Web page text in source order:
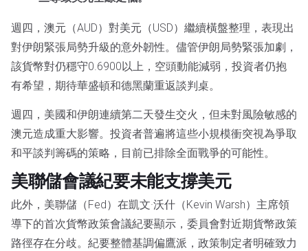
週四，澳元（AUD）對美元（USD）繼續橫盤整理，表現出
對伊朗緊張局勢升級的意外韌性。儘管伊朗局勢緊張加劇，
該貨幣對仍穩守0.6900以上，空頭動能減弱，投資者仍抱
有希望，期待華盛頓和德黑蘭重返談判桌。
週四，美國和伊朗連續第二天發生交火，但未對風險敏感的
澳元造成重大影響。投資者普遍將這些小規模衝突視為爭取
和平談判籌碼的策略，目前已排除全面戰爭的可能性。
美聯儲會議紀要未能支撐美元
此外，美聯儲（Fed）在凱文·沃什（Kevin Warsh）主席領
導下的首次貨幣政策會議紀要顯示，委員會對近期貨幣政策
路徑存在分歧。紀要整體基調偏鷹派，政策制定者明確致力